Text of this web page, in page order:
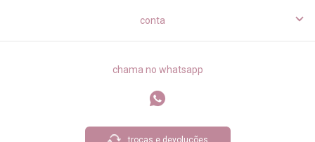
conta
chama no whatsapp
trocas e devoluções